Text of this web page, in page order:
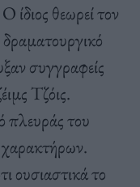
Ο ίδιος θεωρεί τον
συγγραφείς
Τζόις.
πλευράς του
ουσιαστικά το